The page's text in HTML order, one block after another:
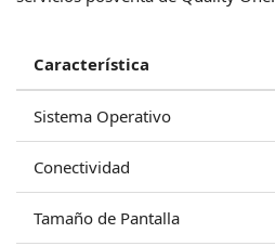
Característica
Sistema Operativo
Conectividad
Tamaño de Pantalla